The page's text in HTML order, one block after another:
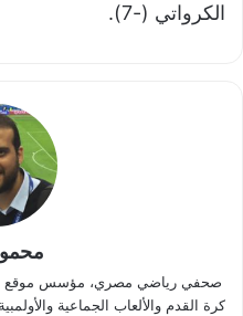
الكرواتي (-7).
صحفي رياضي مصري، مؤسس موقع
كرة القدم والألعاب الجماعية